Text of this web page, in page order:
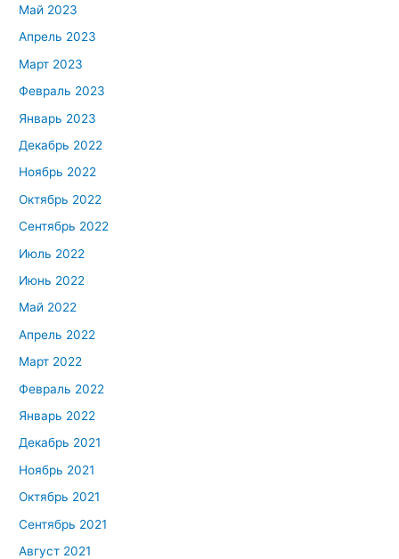
Май 2023
Апрель 2023
Март 2023
Февраль 2023
Январь 2023
Декабрь 2022
Ноябрь 2022
Октябрь 2022
Сентябрь 2022
Июль 2022
Июнь 2022
Май 2022
Апрель 2022
Март 2022
Февраль 2022
Январь 2022
Декабрь 2021
Ноябрь 2021
Октябрь 2021
Сентябрь 2021
Август 2021